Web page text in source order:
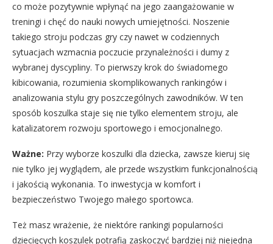
co może pozytywnie wpłynąć na jego zaangażowanie w
treningi i chęć do nauki nowych umiejętności. Noszenie
takiego stroju podczas gry czy nawet w codziennych
sytuacjach wzmacnia poczucie przynależności i dumy z
wybranej dyscypliny. To pierwszy krok do świadomego
kibicowania, rozumienia skomplikowanych rankingów i
analizowania stylu gry poszczególnych zawodników. W ten
sposób koszulka staje się nie tylko elementem stroju, ale
katalizatorem rozwoju sportowego i emocjonalnego.
Ważne: Przy wyborze koszulki dla dziecka, zawsze kieruj się
nie tylko jej wyglądem, ale przede wszystkim funkcjonalnością
i jakością wykonania. To inwestycja w komfort i
bezpieczeństwo Twojego małego sportowca.
Też masz wrażenie, że niektóre rankingi popularności
dziecięcych koszulek potrafią zaskoczyć bardziej niż niejedna